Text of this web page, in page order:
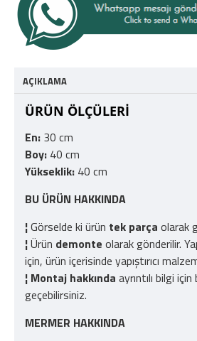
AÇIKLAMA
ÜRÜN ÖLÇÜLERİ
En: 30 cm
Boy: 40 cm
Yükseklik: 40 cm
BU ÜRÜN HAKKINDA
¦Görselde ki ürün tek parça olarak
¦Ürün demonte olarak gönderilir.
için, ürün içerisinde yapıştırıcı
¦ Montaj hakkında ayrıntılı bilgi
geçebilirsiniz.
MERMER HAKKINDA